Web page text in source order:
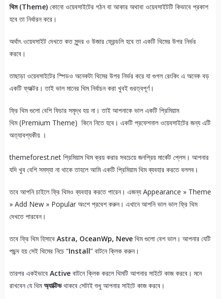
থিম (Theme)কোনো ওয়েবসাইটের গঠন বা আকার অথাবা ওয়েবসাইটটি কিভাবে প্রকাশ
হবে তা নির্ধারন করে।
অর্থাৎ ওয়েবসাইট দেখতে কত সুন্দর ও উজার ফ্রেন্ডলি হবে তা একটি থিমের উপর নির্ভর
করবে।
তাছাড়া ওয়েবসাইটের স্পিডও অনেকটা থিমের উপর নির্ভর করে যা গুগল রেংকিং এ অনেক বড়
একটি ফ্যাক্টর। তাই ভাল মানের থিম নির্বাচন করা খুবই গুরত্বপূর্ণ।
ফ্রি থিম গুলো বেশি ফিচার সমৃদ্ধ হয় না। তাই আপনাকে ভাল একটি প্রিমিয়াম
থিম (Premium Theme) কিনে নিতে হবে। একটি প্রফেশনাল ওয়েবসাইটের জন্য এটি
অত্যাবশ্যকীয় ।
themeforest.net প্রিমিয়াম থিম ক্রয় করার সবচেয়ে জনপ্রিয় মার্কেট প্লেস। আপনার
যদি খুব বেশি সমস্যা না থাকে তাহলে আমি একটি প্রিমিয়াম থিম ব্যবহার করতে বললব।
তবে আপনি চাইলে ফ্রি থিমও ব্যবহার করতে পারেন। এজন্য Appearance » Theme
» Add New » Popular অংশে প্রবেশ করুন। এখানে আপনি ভাল ভাল ফ্রি থিম
দেখতে পারবেন।
তবে ফ্রি থিম হিসাবে Astra, OceanWp, Neveথিম গুলো বেশ ভাল। আপনার যেটি
পছন্দ হয় সেই থিমের নিচে “Install” বাটনে ক্লিক করুন।
তারপর একইভাবে Activeবাটনে ক্লিক করলে থিমটি আপনার সাইটে কাজ করবে। মনে
রাখবেন যে থিমঅ্যাক্টিভথাকবে সেটাই শুধু আপনার সাইটে কাজ করবে।